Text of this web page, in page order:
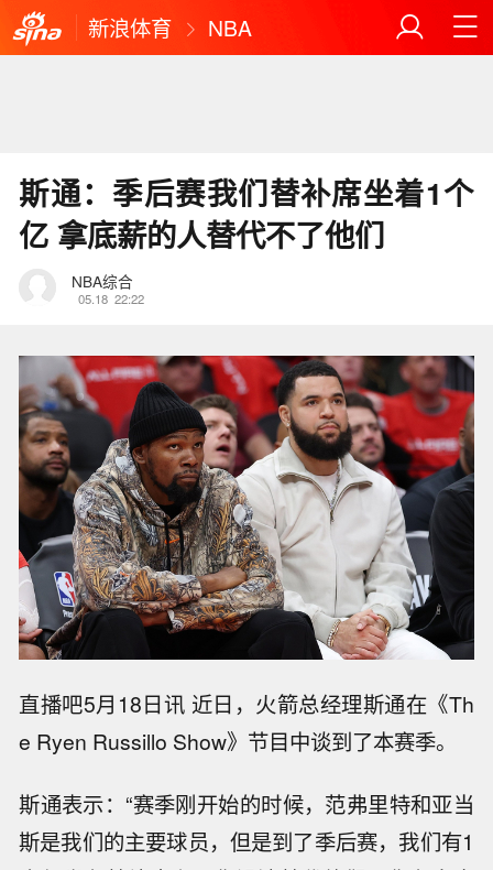
新浪体育 NBA
斯通：季后赛我们替补席坐着1个
亿 拿底薪的人替代不了他们
NBA综合
05.18 22:22
直播吧5月18日讯 近日，火箭总经理斯通在《Th
e Ryen Russillo Show》节目中谈到了本赛季。
斯通表示：“赛季刚开始的时候，范弗里特和亚当
斯是我们的主要球员，但是到了季后赛，我们有1